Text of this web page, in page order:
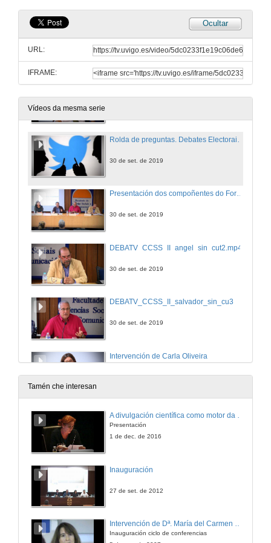
Ocultar
URL:
IFRAME:
Vídeos da mesma serie
Presentación de Alan Schroeder
30 de set. de 2019
Debates Electorais nos Estados Unidos de América
30 de set. de 2019
Presentación dos compoñentes do Foro: Regras de Xogo: os Organismos Reguladores do Audiovisual
30 de set. de 2019
DEBATV_CCSS_II_angel_sin_cut2.mp4
30 de set. de 2019
DEBATV_CCSS_II_salvador_sin_cu3
30 de set. de 2019
Intervención de Carla Oliveira
30 de set. de 2019
Conferencia
Tamén che interesan
A divulgación científica como motor da actividade de I+D+i
Presentación
1 de dec. de 2016
Inauguración
27 de set. de 2012
Intervención de Dª. María del Carmen Cabeza
Inauguración ciclo de conferencias